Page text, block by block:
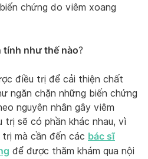
chứng do viêm xoang
tính như thế nào?
điều trị để cải thiện chất
ngăn chặn những biến chứng
nguyên nhân gây viêm
trị sẽ có phần khác nhau, vì
mà cần đến các bác sĩ
để được thăm khám qua nội